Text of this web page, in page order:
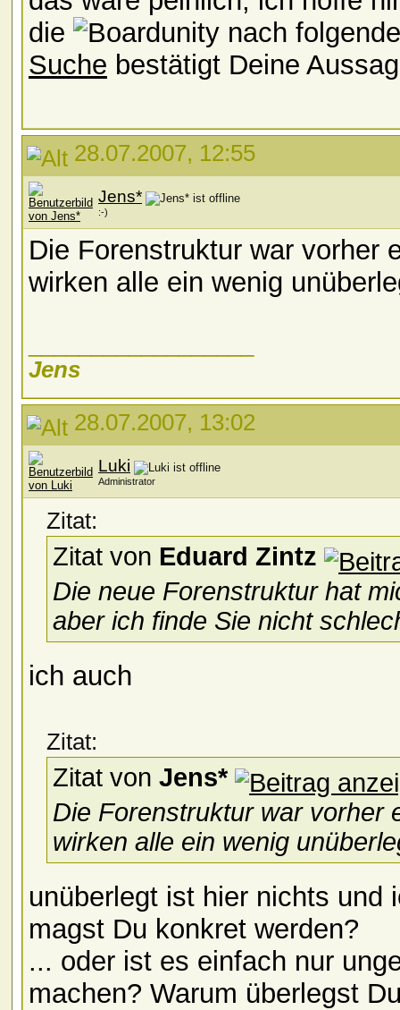
die
Suche bestätigt Deine
28.07.2007, 12:55
Jens*
:-)
Die Forenstruktur war vorher
wirken alle ein wenig
Jens
28.07.2007, 13:02
Luki
Administrator
Zitat:
Zitat von Eduard Zintz
Die neue Forenstruktur hat
aber ich finde Sie nicht
ich auch
Zitat:
Zitat von Jens*
Die Forenstruktur war vorher
wirken alle ein wenig
unüberlegt ist hier nichts und
magst Du konkret werden?
... oder ist es einfach nur
machen? Warum überlegst